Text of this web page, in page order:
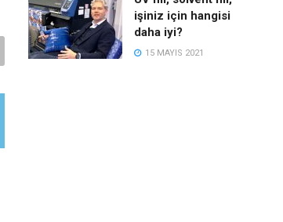
işiniz için hangisi
daha iyi?
15 MAYIS 2021